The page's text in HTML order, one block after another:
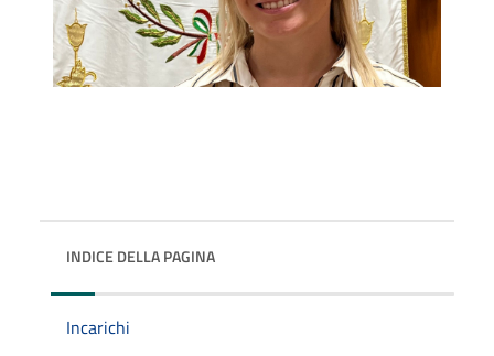
INDICE DELLA PAGINA
Incarichi